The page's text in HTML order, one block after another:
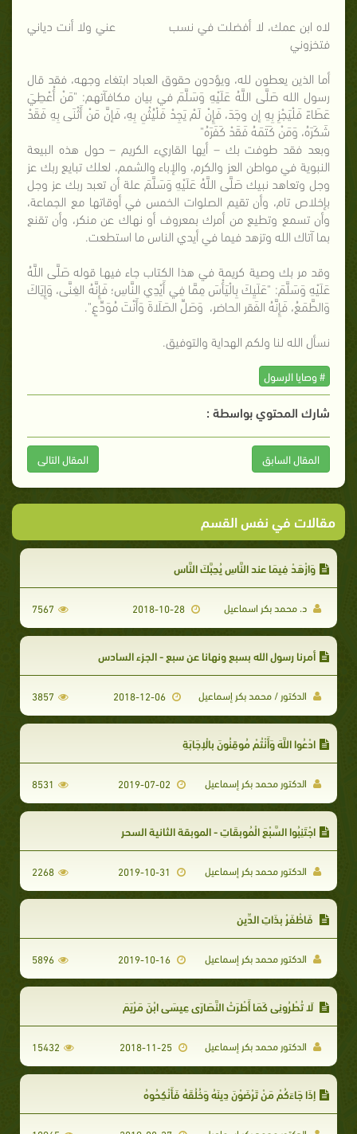
لاه ابن عمك، لا أفضلت في نسب عني ولا أنت دياني
فتخزوني
أما الذين يعطون لله، ويؤدون حقوق العباد ابتغاء وجهه، فقد قال
رسول الله صَلَّى اللَّهُ عَلَيْهِ وَسَلَّمَ في بيان مكافآتهم: "مَنْ أُعْطِيَ
عَطَاءً فَلْيَجْزِ بِهِ إن وجَدَ، فَإِنْ لَمْ يَجِدْ فَلْيُثْنِ بِهِ، فَإنَّ مَنْ أَثْنَى بِهِ فَقَدْ
شَكَرَهُ، وَمَنْ كَتَمَهُ فَقَدْ كَفَرَهُ"
وبعد فقد طوفت بك – أيها القاريء الكريم – حول هذه البيعة
النبوية في مواطن العز والكرم، والإباء والشمم، لعلك تبايع ربك عز
وجل وتعاهد نبيك صَلَّى اللَّهُ عَلَيْهِ وَسَلَّمَ علة أن تعبد ربك عز وجل
بإخلاص تام، وأن تقيم الصلوات الخمس في أوقاتها مع الجماعة،
وأن تسمع وتطيع من أمرك بمعروف أو نهاك عن منكر، وأن تقنع
بما آتاك الله وتزهد فيما في أيدي الناس ما استطعت.
وقد مر بك وصية كريمة في هذا الكتاب جاء فيها قوله صَلَّى اللَّهُ
عَلَيْهِ وَسَلَّمَ: "عَلَيِكَ بِالْيَأْسَ مِمَّا فِي أَيْدِي النَّاسِ؛ فَإِنَّهُ الغِنَّى، وَإِيَاكَ
وَالطَّمَعُ، فَإِنَّهُ الفَقر الحاضر، وَصَلِّ الصَلَاةَ وَأَنْتَ مُوَدِّعٍ".
نسأل الله لنا ولكم الهداية والتوفيق.
# وصايا الرسول
شارك المحتوي بواسطة :
المقال السابق المقال التالى
مقالات في نفس القسم
وَازْهَدْ فِيمَا عند النَّاسِ يُحِبَّكَ النَّاس
د. محمد بكر اسماعيل 7567
أمرنا رسول الله بسبع ونهانا عن سبع - الجزء السادس
الدكتور / محمد بكر إسماعيل 3857
ادْعُوا اللَّهَ وَأَنْتُمْ مُوقِنُونَ بِالْإِجَابَةِ
الدكتور محمد بكر إسماعيل 8531
اجْتَنِبُوا السَّبْعَ الْمُوبِقَاتِ - الموبقة الثانية السحر
الدكتور محمد بكر إسماعيل 2268
فَاظْفَرْ بِذَاتِ الدِّينِ
الدكتور محمد بكر إسماعيل 5896
لَا تُطْرُونِي كَمَا أَطْرَتْ النَّصَارَى عِيسَى ابْنَ مَرْيَمَ
الدكتور محمد بكر إسماعيل 2018-11-25
15432
إِذَا جَاءَكُمْ مَنْ تَرْضَوْنَ دِينَهُ وَخُلُقَهُ فَأَنْكِحُوهُ